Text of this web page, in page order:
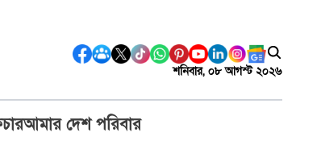
শনিবার, ০৮ আগস্ট ২০২৬
আমার দেশ পরিবার